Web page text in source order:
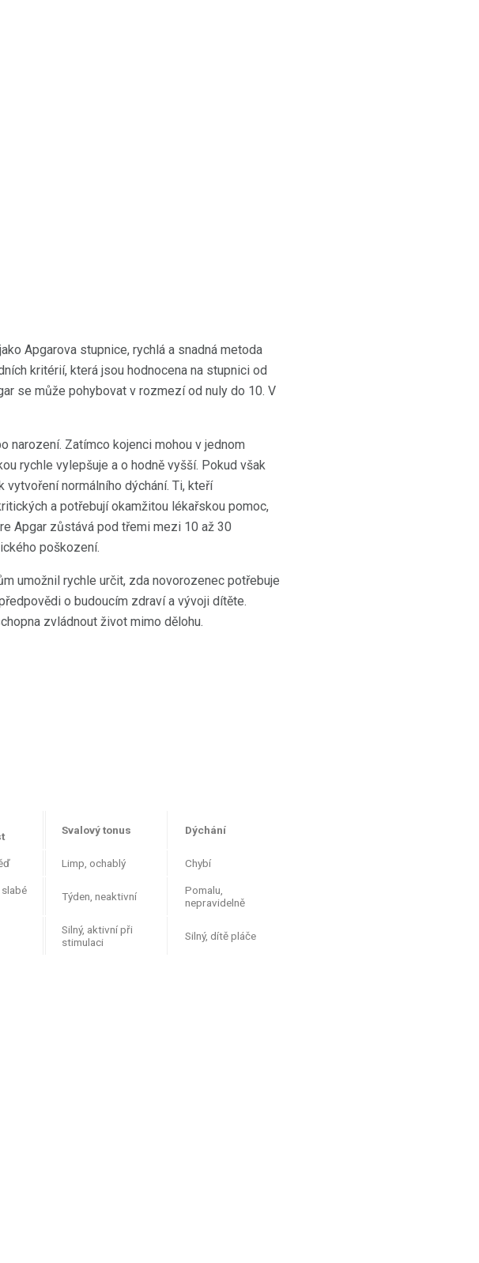
Apgarova stupnice, rychlá a snadná metoda
kritérií, která jsou hodnocena na stupnici od
se může pohybovat v rozmezí od nuly do 10. V
narození. Zatímco kojenci mohou v jednom
rychle vylepšuje a o hodně vyšší. Pokud však
normálního dýchání. Ti, kteří
a potřebují okamžitou lékařskou pomoc,
Apgar zůstává pod třemi mezi 10 až 30
poškození.
umožnil rychle určit, zda novorozenec potřebuje
o budoucím zdraví a vývoji dítěte.
zvládnout život mimo dělohu.
Svalový tonus Dýchání
Limp, ochablý Chybí
Týden, neaktivní
Pomalu,
nepravidelně
Silný, aktivní při
stimulaci
Silný, dítě pláče